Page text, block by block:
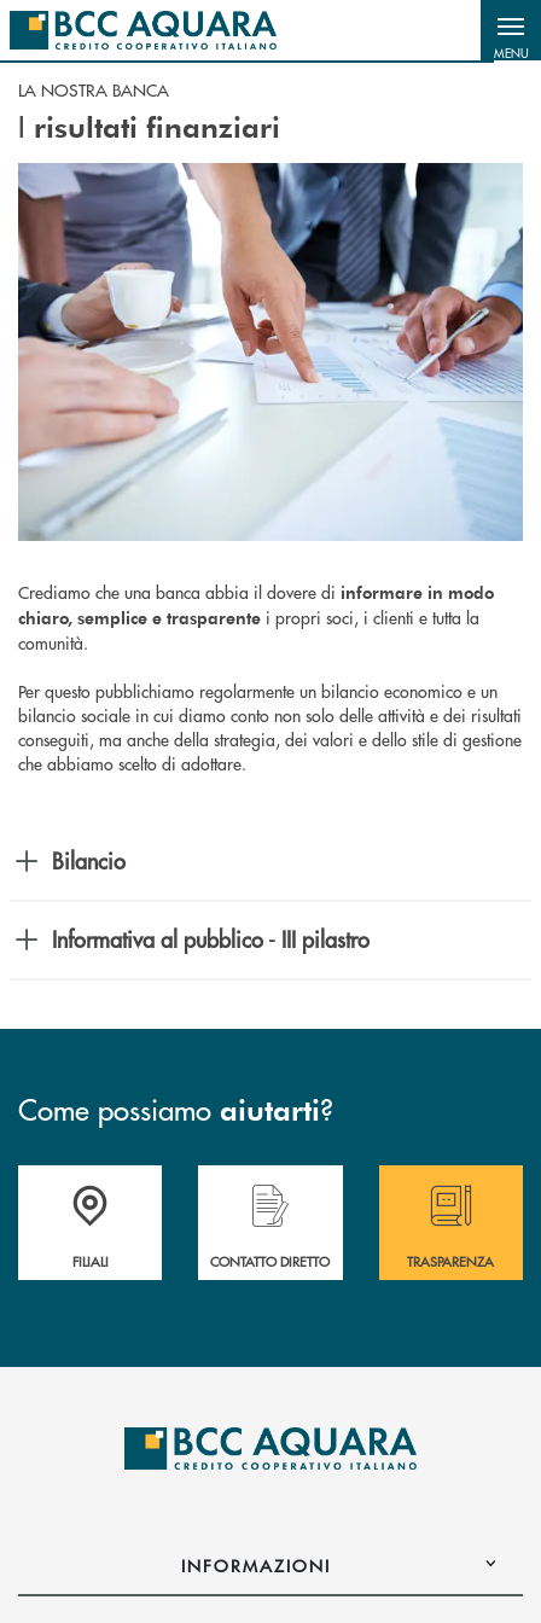
Salta al contenuto principale
MENU
LA NOSTRA BANCA
I risultati finanziari
Crediamo che una banca abbia il dovere di informare in modo
chiaro, semplice e trasparente i propri soci, i clienti e tutta la
comunità.
Per questo pubblichiamo regolarmente un bilancio economico e un
bilancio sociale in cui diamo conto non solo delle attività e dei risultati
conseguiti, ma anche della strategia, dei valori e dello stile di gestione
che abbiamo scelto di adottare.
Bilancio
Informativa al pubblico - III pilastro
Come possiamo aiutarti?
Trova la filiale più vicina a te
FILIALI
Hai bisogno di assistenza immediata ?
CONTATTO DIRETTO
Hai bisogno di
TRASPARENZA
INFORMAZIONI